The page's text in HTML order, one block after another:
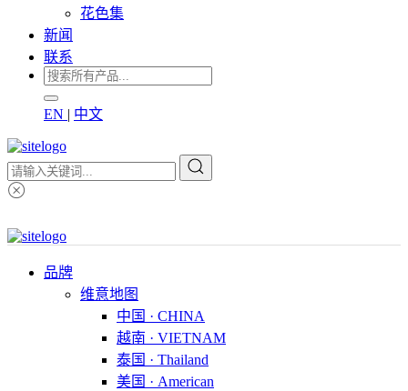
花色集
新闻
联系
EN | 中文
品牌
维意地图
中国 · CHINA
越南 · VIETNAM
泰国 · Thailand
美国 · American